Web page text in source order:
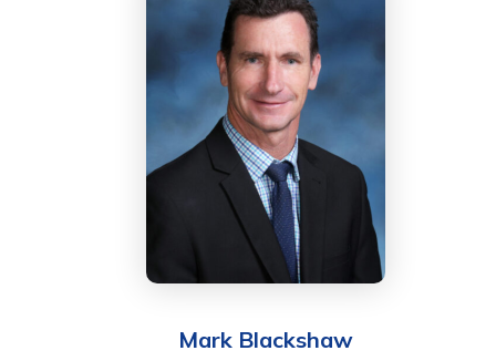
育碩士學位。
Mark Blackshaw